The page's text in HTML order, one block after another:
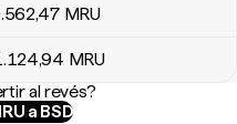
,47 MRU
,94 MRU
al revés?
a BSD